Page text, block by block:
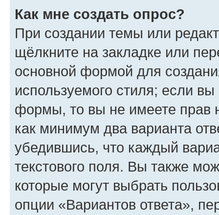
Как мне создать опрос?
При создании темы или
щёлкните на закладке или
основной формой для
используемого стиля; если
формы, то вы не имеете прав
как минимум два варианта
убедившись, что каждый
текстового поля. Вы также
которые могут выбрать
опции «Вариантов ответа»,